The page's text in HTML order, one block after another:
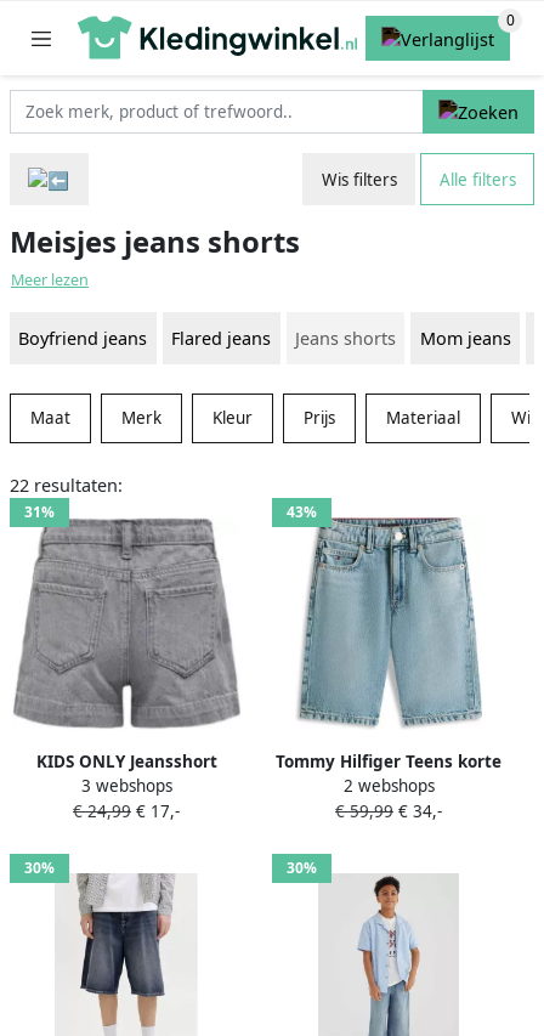
Wis filters Alle filters
Meisjes jeans shorts
Meer lezen
Boyfriend jeans Flared jeans Jeans shorts Mom jeans
Maat Merk Kleur Prijs Materiaal
22 resultaten:
31%
KIDS ONLY Jeansshort
KOGCOMET WIDE SHORTS
DNM MAT624 NOOS
3 webshops
€ 24,99 € 17,-
43%
Tommy Hilfiger Teens korte
jeans in straight fit van een
mix van katoen en lyocell
2 webshops
€ 59,99 € 34,-
30% 30%